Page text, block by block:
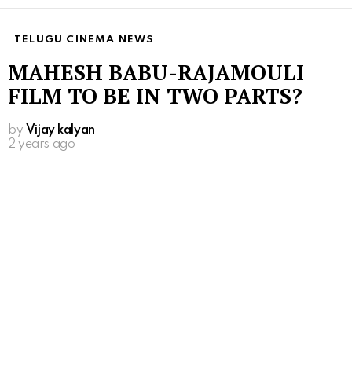
TELUGU CINEMA NEWS
MAHESH BABU-RAJAMOULI
FILM TO BE IN TWO PARTS?
by Vijay kalyan
2 years ago